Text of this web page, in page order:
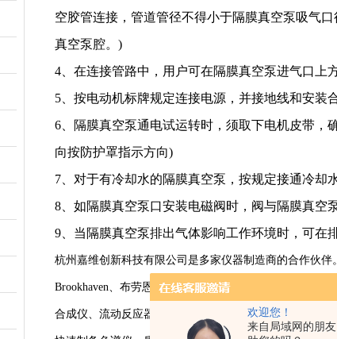
欢迎您！
来自局域网的朋
空胶管连接，管道管径不得小于隔膜真空泵吸气
真空泵腔。)
4、在连接管路中，用户可在隔膜真空泵进气口上
5、按电动机标牌规定连接电源，并接地线和安装
6、隔膜真空泵通电试运转时，须取下电机皮带，
向按防护罩指示方向)
7、对于有冷却水的隔膜真空泵，按规定接通冷却水
8、如隔膜真空泵口安装电磁阀时，阀与隔膜真空
9、当隔膜真空泵排出气体影响工作环境时，可在
杭州嘉维创新科技有限公司是多家仪器制造商的合作伙
Brookhaven、布劳恩MBRAUN、雅马拓yamato、赛默飞
合成仪、流动反应器、平行合成仪、反应量热仪、低温